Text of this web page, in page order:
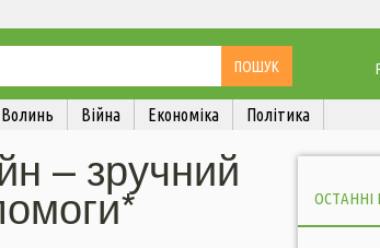
Волинь Війна Економіка Політика
– зручний